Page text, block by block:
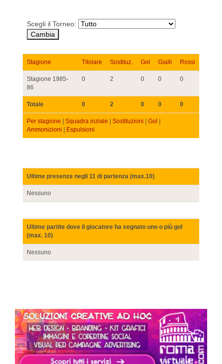
Scegli il Torneo:
Stagione Titolare Sostituz. Gol Gialli Rossi
Stagione 1985-
86
0 2 0 0 0
Totale 0 2 0 0 0
Per stagione Squadra inziale Sostituzioni Gol
Ammonizioni
Espulsioni
Ultime presenze negli 11 di partenza (max.10)
Nessuno
Ultime partite dove il giocatore ha segnato uno o più gol
(max. 10)
Nessuno